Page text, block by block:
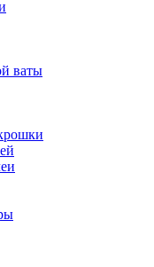
ваты